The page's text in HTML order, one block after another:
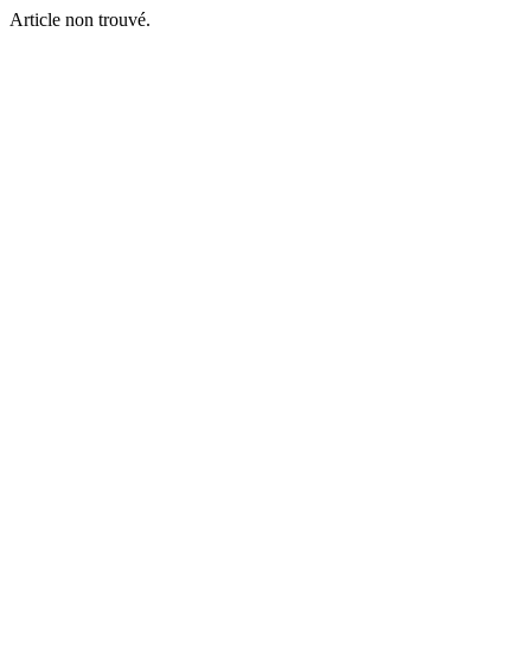
Article non trouvé.